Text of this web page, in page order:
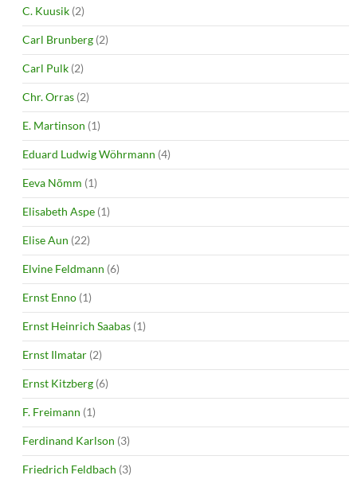
C. Kuusik (2)
Carl Brunberg (2)
Carl Pulk (2)
Chr. Orras (2)
E. Martinson (1)
Eduard Ludwig Wöhrmann (4)
Eeva Nõmm (1)
Elisabeth Aspe (1)
Elise Aun (22)
Elvine Feldmann (6)
Ernst Enno (1)
Ernst Heinrich Saabas (1)
Ernst Ilmatar (2)
Ernst Kitzberg (6)
F. Freimann (1)
Ferdinand Karlson (3)
Friedrich Feldbach (3)